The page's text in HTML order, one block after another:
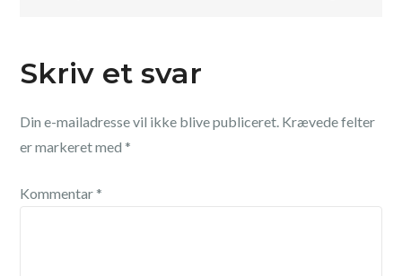
Skriv et svar
Din e-mailadresse vil ikke blive publiceret. Krævede felter
er markeret med*
Kommentar*